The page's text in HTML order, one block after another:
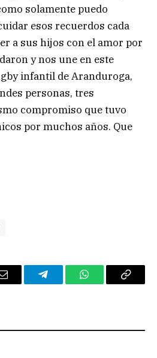
solamente puedo
esos recuerdos cada
a sus hijos con el amor por
y nos une en este
infantil de Aranduroga,
personas, tres
compromiso que tuvo
por muchos años. Que
Email TelegramWhatsAppCopy